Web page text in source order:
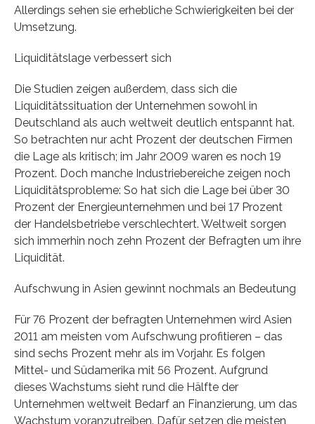
Allerdings sehen sie erhebliche Schwierigkeiten bei der
Umsetzung.
Liquiditätslage verbessert sich
Die Studien zeigen außerdem, dass sich die
Liquiditätssituation der Unternehmen sowohl in
Deutschland als auch weltweit deutlich entspannt hat.
So betrachten nur acht Prozent der deutschen Firmen
die Lage als kritisch; im Jahr 2009 waren es noch 19
Prozent. Doch manche Industriebereiche zeigen noch
Liquiditätsprobleme: So hat sich die Lage bei über 30
Prozent der Energieunternehmen und bei 17 Prozent
der Handelsbetriebe verschlechtert. Weltweit sorgen
sich immerhin noch zehn Prozent der Befragten um ihre
Liquidität.
Aufschwung in Asien gewinnt nochmals an Bedeutung
Für 76 Prozent der befragten Unternehmen wird Asien
2011 am meisten vom Aufschwung profitieren – das
sind sechs Prozent mehr als im Vorjahr. Es folgen
Mittel- und Südamerika mit 56 Prozent. Aufgrund
dieses Wachstums sieht rund die Hälfte der
Unternehmen weltweit Bedarf an Finanzierung, um das
Wachstum voranzutreiben. Dafür setzen die meisten